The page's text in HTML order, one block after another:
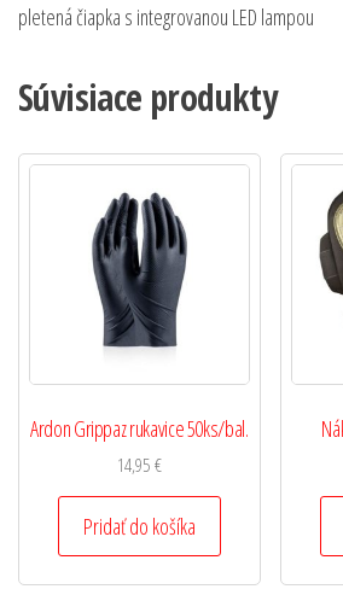
pletená čiapka s integrovanou LED lampou
Súvisiace produkty
Ardon Grippaz rukavice 50ks/bal.
14,95€
Pridať do košíka